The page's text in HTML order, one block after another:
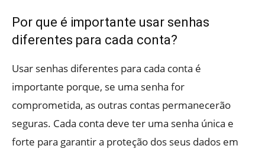
Por que é importante usar senhas
diferentes para cada conta?
Usar senhas diferentes para cada conta é
importante porque, se uma senha for
comprometida, as outras contas permanecerão
seguras. Cada conta deve ter uma senha única e
forte para garantir a proteção dos seus dados em